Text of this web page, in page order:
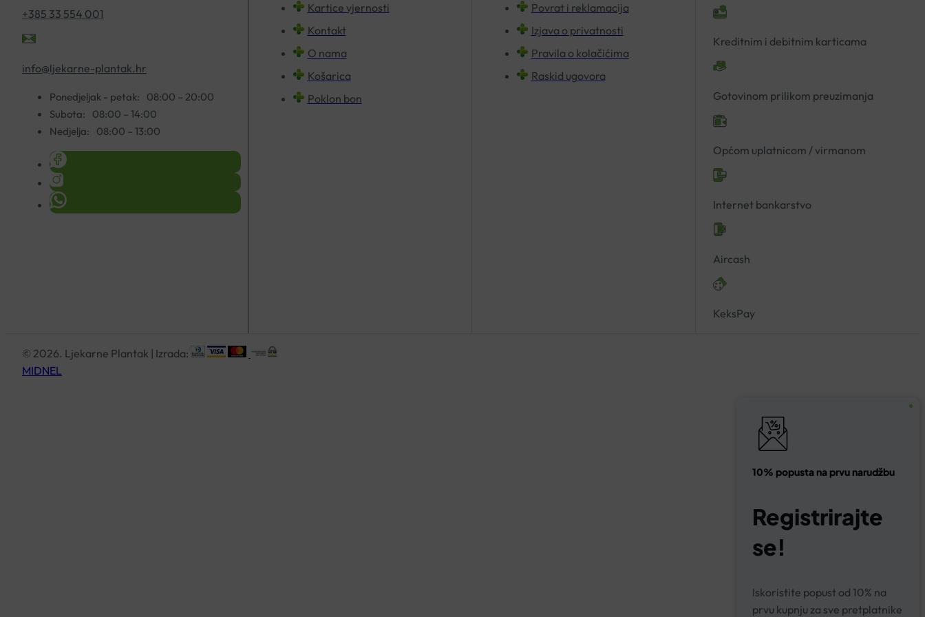
+385 33 554 001
info@ljekarne-plantak.hr
Ponedjeljak - petak:
08:00 – 20:00
Subota:
08:00 – 14:00
Nedjelja:
08:00 – 13:00
Kartice vjernosti
Kontakt
O nama
Košarica
Poklon bon
Povrat i reklamacija
Izjava o privatnosti
Pravila o kolačićima
Raskid ugovora
Kreditnim i debitnim karticama
Gotovinom prilikom preuzimanja
Općom uplatnicom / virmanom
Internet bankarstvo
Aircash
KeksPay
© 2026. Ljekarne Plantak | Izrada:
MIDNEL
10% popusta na prvu narudžbu
Registrirajte
se!
Iskoristite popust od 10% na
prvu kupnju za sve pretplatnike